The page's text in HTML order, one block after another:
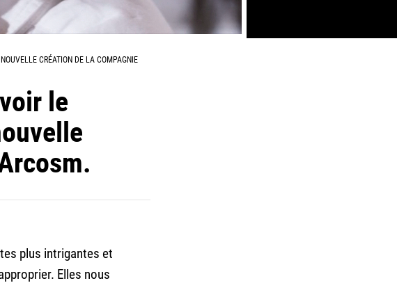
CRÉATION DE LA COMPAGNIE
le
plus intrigantes et
Elles nous